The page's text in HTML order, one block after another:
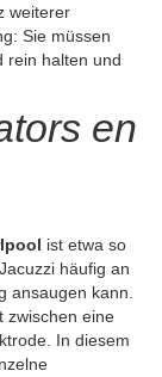
weiterer
Sie müssen
rein halten und
en
ist etwa so
häufig an
ansaugen kann.
zwischen eine
In diesem